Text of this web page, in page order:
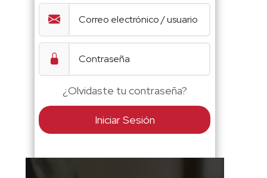
¿Olvidaste tu contraseña?
Iniciar Sesión